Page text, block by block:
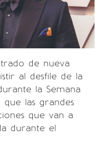
de nueva
al desfile de la
la Semana
las grandes
que van a
durante el